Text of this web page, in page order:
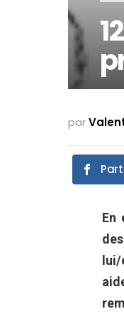
par
En